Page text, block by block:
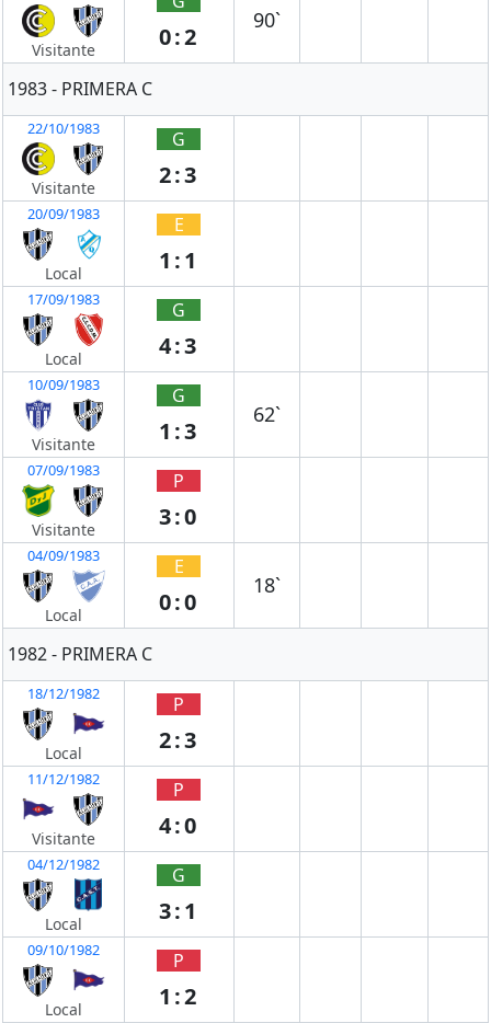
Visitante 0:2
90`
1983 - PRIMERA C
22/10/1983
Visitante
G
2:3
20/09/1983
Local
E
1:1
17/09/1983
Local
G
4:3
10/09/1983
Visitante
G
1:3
62`
07/09/1983
Visitante
P
3:0
04/09/1983
Local
E
0:0
18`
1982 - PRIMERA C
18/12/1982
Local
P
2:3
11/12/1982
Visitante
P
4:0
04/12/1982
Local
G
3:1
09/10/1982
Local
P
1:2